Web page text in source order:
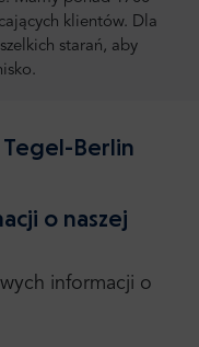
klientów. Dla
starań, aby
Berlin
o naszej
informacji o